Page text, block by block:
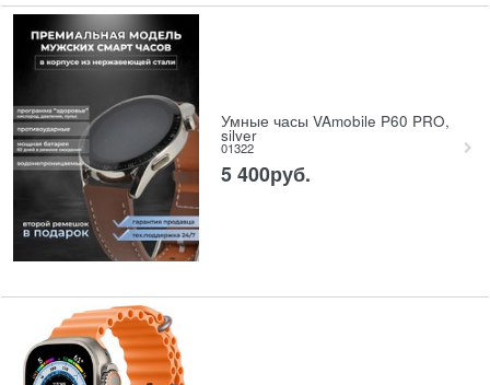
Умные часы VAmobile P60 PRO,
silver
01322
5 400руб.